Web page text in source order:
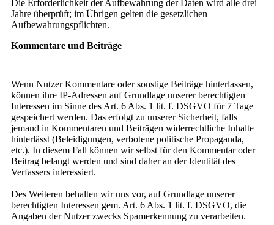
Die Erforderlichkeit der Aufbewahrung der Daten wird alle drei
Jahre überprüft; im Übrigen gelten die gesetzlichen
Aufbewahrungspflichten.
Kommentare und Beiträge
Wenn Nutzer Kommentare oder sonstige Beiträge hinterlassen,
können ihre IP-Adressen auf Grundlage unserer berechtigten
Interessen im Sinne des Art. 6 Abs. 1 lit. f. DSGVO für 7 Tage
gespeichert werden. Das erfolgt zu unserer Sicherheit, falls
jemand in Kommentaren und Beiträgen widerrechtliche Inhalte
hinterlässt (Beleidigungen, verbotene politische Propaganda,
etc.). In diesem Fall können wir selbst für den Kommentar oder
Beitrag belangt werden und sind daher an der Identität des
Verfassers interessiert.
Des Weiteren behalten wir uns vor, auf Grundlage unserer
berechtigten Interessen gem. Art. 6 Abs. 1 lit. f. DSGVO, die
Angaben der Nutzer zwecks Spamerkennung zu verarbeiten.